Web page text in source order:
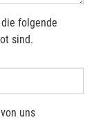
folgende
sind.
uns